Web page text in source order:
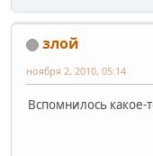
злой
ноября 2, 2010, 05:14
Вспомнилось